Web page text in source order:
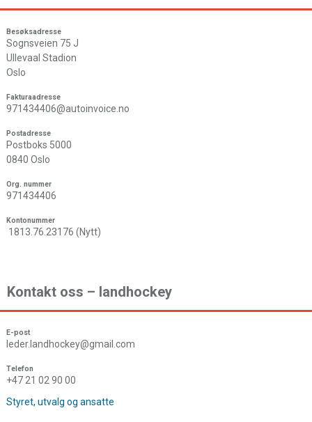
Besøksadresse
Sognsveien 75 J
Ullevaal Stadion
Oslo
Fakturaadresse
971434406@autoinvoice.no
Postadresse
Postboks 5000
0840 Oslo
Org. nummer
971434406
Kontonummer
1813.76.23176 (Nytt)
Kontakt oss – landhockey
E-post
leder.landhockey@gmail.com
Telefon
+47 21 02 90 00
Styret, utvalg og ansatte